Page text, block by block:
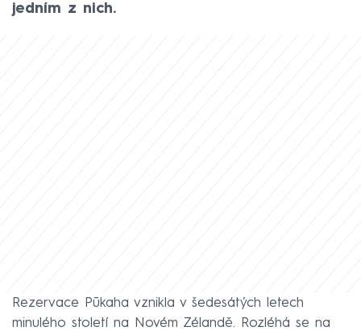
jedním z nich.
Rezervace Pūkaha vznikla v šedesátých letech
minulého století na Novém Zélandě. Rozléhá se na